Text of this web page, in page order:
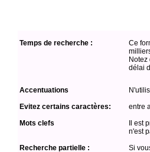
Temps de recherche :
Ce
délai
Accentuations
Evitez certains caractères:
entre
Mots clefs
Il est
n'est
Recherche partielle :
Si